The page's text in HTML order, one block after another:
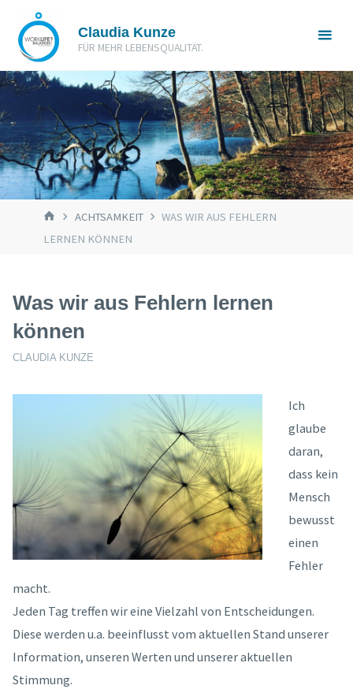
Inhalt
springen
Claudia Kunze
FÜR MEHR LEBENSQUALITÄT.
STARTACHTSAMKEIT
WAS WIR AUS FEHLERN
LERNEN KÖNNEN
Was wir aus Fehlern lernen
können
CLAUDIA KUNZE
Ich
glaube
daran,
dass kein
Mensch
bewusst
einen
Fehler
macht.
Jeden Tag treffen wir eine Vielzahl von Entscheidungen.
Diese werden u.a. beeinflusst vom aktuellen Stand unserer
Information, unseren Werten und unserer aktuellen
Stimmung.